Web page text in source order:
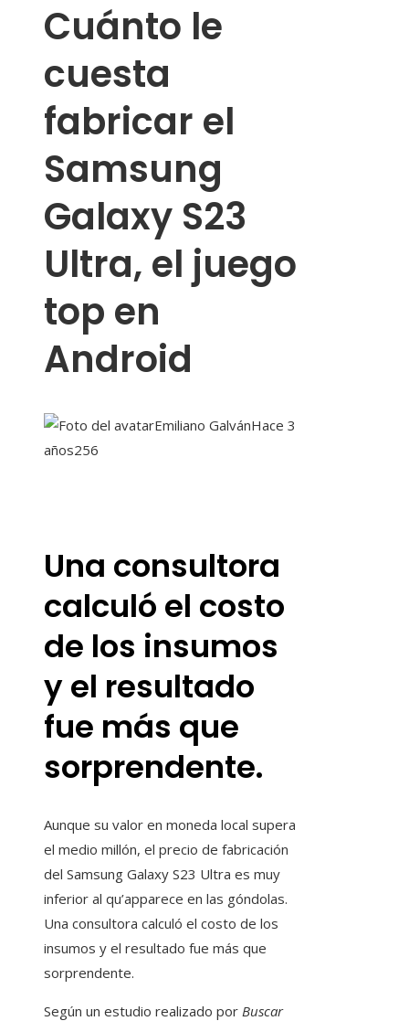
Cuánto le
cuesta
fabricar el
Samsung
Galaxy S23
Ultra, el juego
top en
Android
Emiliano GalvánHace 3
años256
Una consultora
calculó el costo
de los insumos
y el resultado
fue más que
sorprendente.
Aunque su valor en moneda local supera
el medio millón, el precio de fabricación
del Samsung Galaxy S23 Ultra es muy
inferior al qu’apparece en las góndolas.
Una consultora calculó el costo de los
insumos y el resultado fue más que
sorprendente.
Según un estudio realizado por Buscar